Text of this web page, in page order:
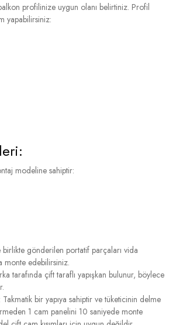
profilinize uygun olanı belirtiniz. Profil
yapabilirsiniz:
modeline sahiptir:
birlikte gönderilen portatif parçaları vida
monte edebilirsiniz.
tarafında çift taraflı yapışkan bulunur, böylece
: Takmatik bir yapıya sahiptir ve tüketicinin delme
1 cam panelini 10 saniyede monte